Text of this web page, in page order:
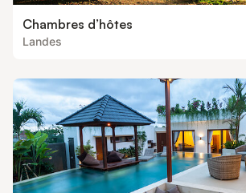
Chambres d’hôtes
Landes